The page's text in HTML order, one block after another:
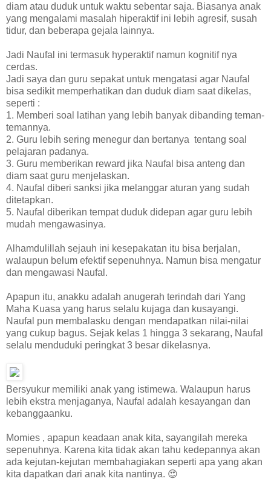
diam atau duduk untuk waktu sebentar saja. Biasanya anak
yang mengalami masalah hiperaktif ini lebih agresif, susah
tidur, dan beberapa gejala lainnya.
Jadi Naufal ini termasuk hyperaktif namun kognitif nya
cerdas.
Jadi saya dan guru sepakat untuk mengatasi agar Naufal
bisa sedikit memperhatikan dan duduk diam saat dikelas,
seperti :
1. Memberi soal latihan yang lebih banyak dibanding teman-
temannya.
2. Guru lebih sering menegur dan bertanya tentang soal
pelajaran padanya.
3. Guru memberikan reward jika Naufal bisa anteng dan
diam saat guru menjelaskan.
4. Naufal diberi sanksi jika melanggar aturan yang sudah
ditetapkan.
5. Naufal diberikan tempat duduk didepan agar guru lebih
mudah mengawasinya.
Alhamdulillah sejauh ini kesepakatan itu bisa berjalan,
walaupun belum efektif sepenuhnya. Namun bisa mengatur
dan mengawasi Naufal.
Apapun itu, anakku adalah anugerah terindah dari Yang
Maha Kuasa yang harus selalu kujaga dan kusayangi.
Naufal pun membalasku dengan mendapatkan nilai-nilai
yang cukup bagus. Sejak kelas 1 hingga 3 sekarang, Naufal
selalu menduduki peringkat 3 besar dikelasnya.
Bersyukur memiliki anak yang istimewa. Walaupun harus
lebih ekstra menjaganya, Naufal adalah kesayangan dan
kebanggaanku.
Momies , apapun keadaan anak kita, sayangilah mereka
sepenuhnya. Karena kita tidak akan tahu kedepannya akan
ada kejutan-kejutan membahagiakan seperti apa yang akan
kita dapatkan dari anak kita nantinya. 😍